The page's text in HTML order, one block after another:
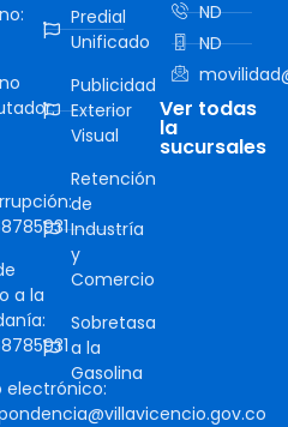
a la
electrónico:
Predial
Unificado
Publicidad
Exterior
Visual
Retención
de
Industría
y
Comercio
Sobretasa
a la
Gasolina
ND
ND
Ver todas
la
sucursales